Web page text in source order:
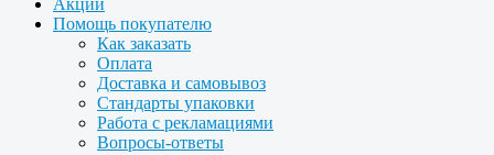
Акции
Помощь покупателю
Как заказать
Оплата
Доставка и самовывоз
Стандарты упаковки
Работа с рекламациями
Вопросы-ответы